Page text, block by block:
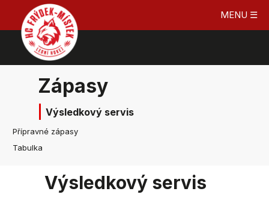
MENU ☰
Zápasy
Výsledkový servis
Přípravné zápasy
Tabulka
Výsledkový servis